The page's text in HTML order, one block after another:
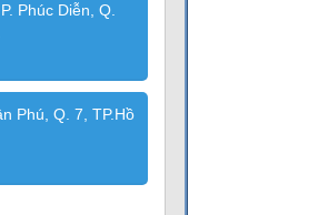
Phúc Diễn, Q.
Phú, Q. 7, TP.Hồ